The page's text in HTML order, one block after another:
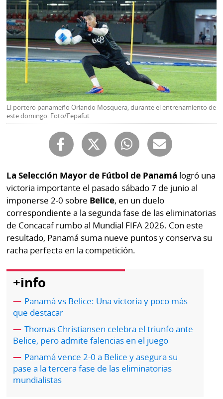
SERVICIOS
E-
Paper
Buscador
Comunicados
Kiosko
digital
Luctuosas
Contenido
de
marcas
RSS
Temas
Autores
al
lector
Buenas
prácticas
OTROS
SITIOS
Metro
por
Metro
Tienda
Panamá
Tus
Mi
Diario
Ellas
Club
La
Prensa
El portero panameño Orlando Mosquera, durante el entrenamiento de
este domingo. Foto/Fepafut
La Selección Mayor de Fútbol de Panamá logró una
victoria importante el pasado sábado 7 de junio al
imponerse 2-0 sobre Belice, en un duelo
correspondiente a la segunda fase de las eliminatorias
de Concacaf rumbo al Mundial FIFA 2026. Con este
resultado, Panamá suma nueve puntos y conserva su
racha perfecta en la competición.
+info
Panamá vs Belice: Una victoria y poco más
que destacar
Thomas Christiansen celebra el triunfo ante
Belice, pero admite falencias en el juego
Panamá vence 2-0 a Belice y asegura su
pase a la tercera fase de las eliminatorias
mundialistas